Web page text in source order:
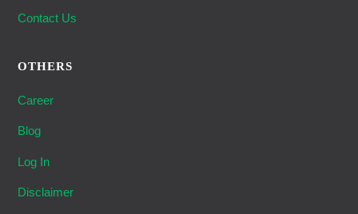
Contact Us
OTHERS
Career
Blog
Log In
Disclaimer